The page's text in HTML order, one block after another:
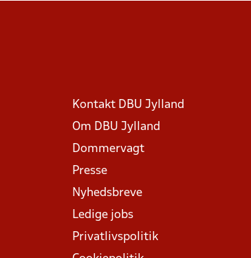
Kontakt DBU Jylland
Om DBU Jylland
Dommervagt
Presse
Nyhedsbreve
Ledige jobs
Privatlivspolitik